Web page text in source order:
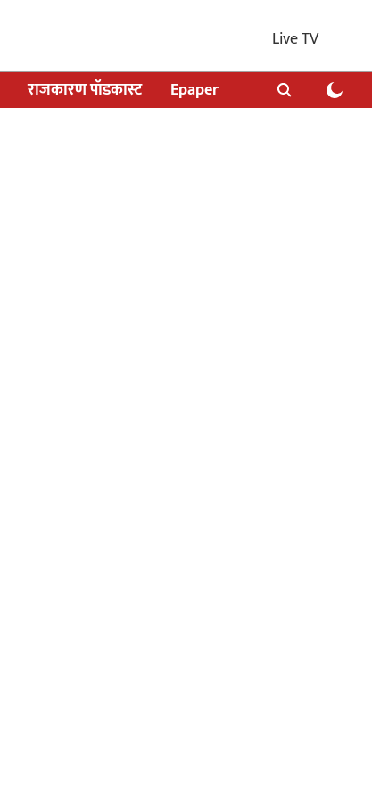
Live TV
राजकारण पॉडकास्ट Epaper